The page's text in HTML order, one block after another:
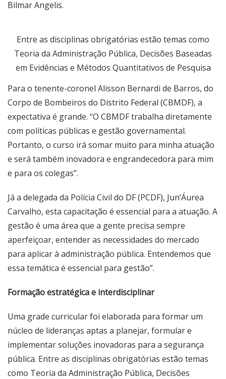
Bilmar Angelis.
Entre as disciplinas obrigatórias estão temas como
Teoria da Administração Pública, Decisões Baseadas
em Evidências e Métodos Quantitativos de Pesquisa
Para o tenente-coronel Alisson Bernardi de Barros, do
Corpo de Bombeiros do Distrito Federal (CBMDF), a
expectativa é grande. “O CBMDF trabalha diretamente
com políticas públicas e gestão governamental.
Portanto, o curso irá somar muito para minha atuação
e será também inovadora e engrandecedora para mim
e para os colegas”.
Já a delegada da Polícia Civil do DF (PCDF), Jun’Áurea
Carvalho, esta capacitação é essencial para a atuação. A
gestão é uma área que a gente precisa sempre
aperfeiçoar, entender as necessidades do mercado
para aplicar à administração pública. Entendemos que
essa temática é essencial para gestão”.
Formação estratégica e interdisciplinar
Uma grade curricular foi elaborada para formar um
núcleo de lideranças aptas a planejar, formular e
implementar soluções inovadoras para a segurança
pública. Entre as disciplinas obrigatórias estão temas
como Teoria da Administração Pública, Decisões